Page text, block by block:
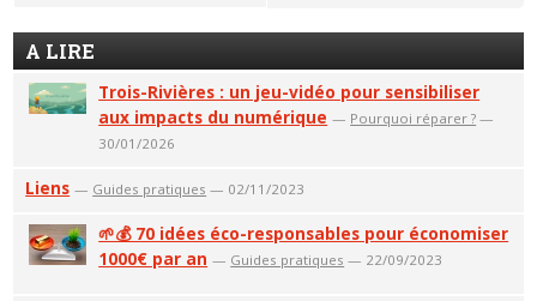
A LIRE
Trois-Rivières : un jeu-vidéo pour sensibiliser
aux impacts du numérique — Pourquoi réparer ? —
30/01/2026
Liens — Guides pratiques — 02/11/2023
🌱💰 70 idées éco-responsables pour économiser
1000€ par an — Guides pratiques — 22/09/2023